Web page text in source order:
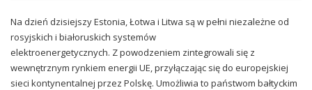
Na dzień dzisiejszy Estonia, Łotwa i Litwa są w pełni niezależne od
rosyjskich i białoruskich systemów
elektroenergetycznych. Z powodzeniem zintegrowali się z
wewnętrznym rynkiem energii UE, przyłączając się do europejskiej
sieci kontynentalnej przez Polskę. Umożliwia to państwom bałtyckim